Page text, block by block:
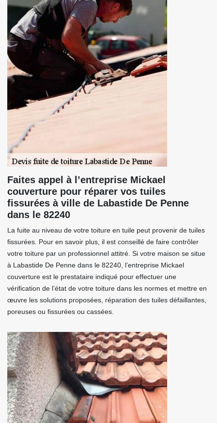
Faites appel à l’entreprise Mickael
couverture pour réparer vos tuiles
fissurées à ville de Labastide De Penne
dans le 82240
La fuite au niveau de votre toiture en tuile peut provenir de tuiles
fissurées. Pour en savoir plus, il est conseillé de faire contrôler
votre toiture par un professionnel attitré. Si votre maison se situe
à Labastide De Penne dans le 82240, l’entreprise Mickael
couverture est le prestataire indiqué pour effectuer une
vérification de l’état de votre toiture dans les normes et mettre en
œuvre les solutions proposées, réparation des tuiles défaillantes,
poreuses ou fissurées ou cassées.